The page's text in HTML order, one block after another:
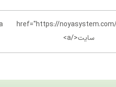
سایت</a>